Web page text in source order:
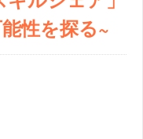
性を探る~